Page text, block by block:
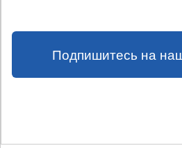
Подпишитесь на